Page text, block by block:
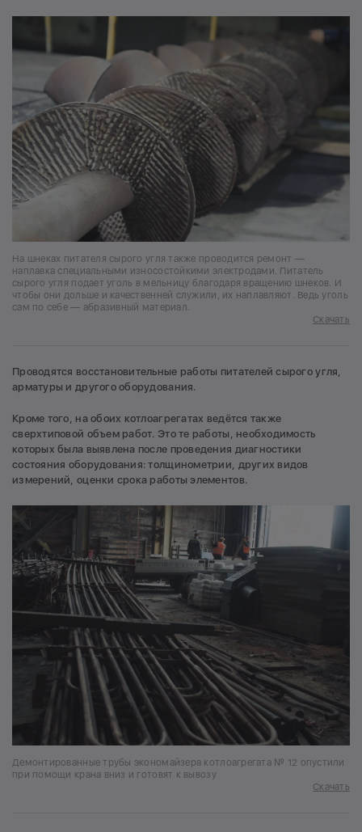
На шнеках питателя сырого угля также проводится ремонт —
наплавка специальными износостойкими электродами. Питатель
сырого угля подает уголь в мельницу благодаря вращению шнеков. И
чтобы они дольше и качественней служили, их наплавляют. Ведь уголь
сам по себе — абразивный материал.
Скачать
Проводятся восстановительные работы питателей сырого угля,
арматуры и другого оборудования.
Кроме того, на обоих котлоагрегатах ведётся также
сверхтиповой объем работ. Это те работы, необходимость
которых была выявлена после проведения диагностики
состояния оборудования: толщинометрии, других видов
измерений, оценки срока работы элементов.
Демонтированные трубы экономайзера котлоагрегата № 12 опустили
при помощи крана вниз и готовят к вывозу
Скачать